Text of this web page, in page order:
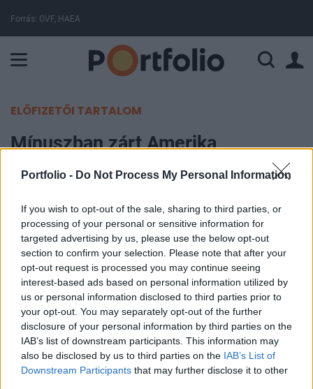
Portfolio - Do Not Process My Personal Information
If you wish to opt-out of the sale, sharing to third parties, or
processing of your personal or sensitive information for
targeted advertising by us, please use the below opt-out
section to confirm your selection. Please note that after your
opt-out request is processed you may continue seeing
interest-based ads based on personal information utilized by
us or personal information disclosed to third parties prior to
your opt-out. You may separately opt-out of the further
disclosure of your personal information by third parties on the
IAB’s list of downstream participants. This information may
also be disclosed by us to third parties on the IAB’s List of
Downstream Participants that may further disclose it to other
Forrás: OVF, HAEA
ELŐFIZETŐI TARTALOM
Mínuszban zárt Amerika
Portfolio
Reggel felemásan teljesítettek az ázsiai
tőzsdéken, Amerikában pedig a nyitásban
folytatódtt az emelkedés a pénteki csúcsdöntést
követően, elsősorban a technológiai szektornál
láthatunk kifejezetten jó hangulatot, új történelmi
csúcsra került például a Google anyacégének a
jegyzése. Késődélután már elromlott a hangulat,
az amerikai indexek – a Nasdaq kivételével –
mínuszban zártak.